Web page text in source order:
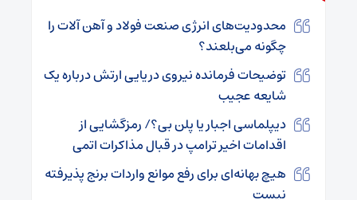
محدودیت‌های انرژی صنعت فولاد و آهن آلات را
چگونه می‌بلعند؟
توضیحات فرمانده نیروی دریایی ارتش درباره یک
شایعه عجیب
دیپلماسی اجبار یا پلن بی؟/ رمزگشایی از
اقدامات اخیر ترامپ در قبال مذاکرات اتمی
هیچ بهانه‌ای برای رفع موانع واردات برنج پذیرفته
نیست